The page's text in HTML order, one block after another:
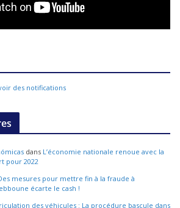
des notifications
dans L’économie nationale renoue avec la
pour 2022
mesures pour mettre fin à la fraude à
écarte le cash !
des véhicules : La procédure bascule dans